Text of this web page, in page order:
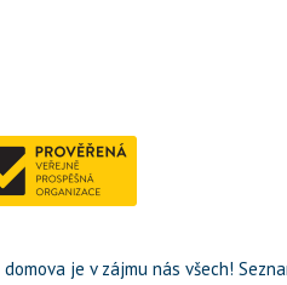
je v zájmu nás všech!